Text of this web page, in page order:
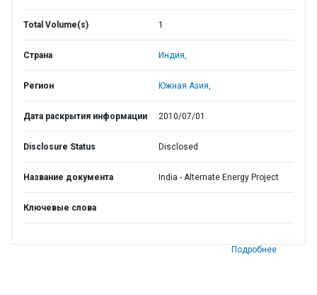
Total Volume(s) 1
Страна Индия,
Регион Южная Азия,
Дата раскрытия информации 2010/07/01
Disclosure Status Disclosed
Название документа India - Alternate Energy Project
Ключевые слова
Подробнее